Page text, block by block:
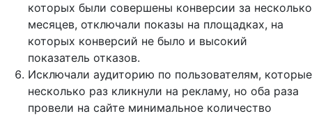
которых были совершены конверсии за несколько
месяцев, отключали показы на площадках, на
которых конверсий не было и высокий
показатель отказов.
Исключали аудиторию по пользователям, которые
несколько раз кликнули на рекламу, но оба раза
провели на сайте минимальное количество